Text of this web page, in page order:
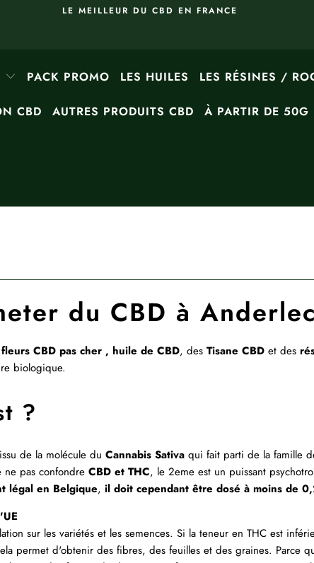
LE MEILLEUR DU CBD EN FRANCE
PACK PROMO LES HUILES LES RÉSINES /
CBD AUTRES PRODUITS CBD À PARTIR DE 50G
du CBD à
fleurs CBD pas cher , huile de CBD, des Tisane CBD et des
biologique.
?
de la molécule du Cannabis Sativa qui fait parti de la famille
pas confondre CBD et THC, le 2eme est un puissant
légal en Belgique, il doit cependant être dosé à moins de
sur les variétés et les semences. Si la teneur en THC est
permet d'obtenir des fibres, des feuilles et des graines. Parce